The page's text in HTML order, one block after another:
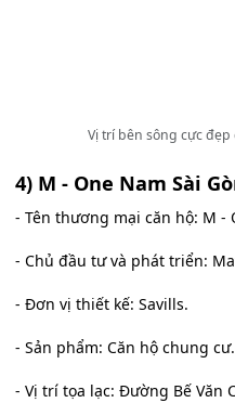
Vị trí bên sông cực
4) M - One Nam Sài
- Tên thương mại căn hộ: M -
- Chủ đầu tư và phát triển:
- Đơn vị thiết kế: Savills.
- Sản phẩm: Căn hộ chung cư.
- Vị trí tọa lạc: Đường Bế Văn